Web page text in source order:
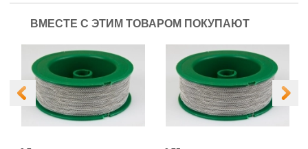
ВМЕСТЕ С ЭТИМ ТОВАРОМ ПОКУПАЮТ